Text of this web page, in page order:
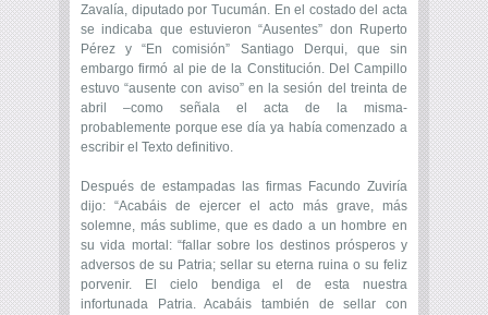
Zavalía, diputado por Tucumán. En el costado del acta
se indicaba que estuvieron “Ausentes” don Ruperto
Pérez y “En comisión” Santiago Derqui, que sin
embargo firmó al pie de la Constitución. Del Campillo
estuvo “ausente con aviso” en la sesión del treinta de
abril –como señala el acta de la misma-
probablemente porque ese día ya había comenzado a
escribir el Texto definitivo.
Después de estampadas las firmas Facundo Zuviría
dijo: “Acabáis de ejercer el acto más grave, más
solemne, más sublime, que es dado a un hombre en
su vida mortal: “fallar sobre los destinos prósperos y
adversos de su Patria; sellar su eterna ruina o su feliz
porvenir. El cielo bendiga el de esta nuestra
infortunada Patria. Acabáis también de sellar con